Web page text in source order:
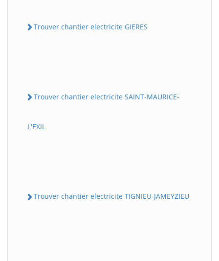
Trouver chantier electricite GIERES
Trouver chantier electricite SAINT-MAURICE-
L'EXIL
Trouver chantier electricite TIGNIEU-JAMEYZIEU